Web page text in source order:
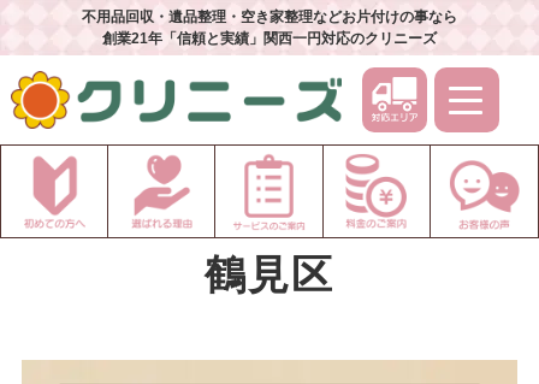
不用品回収・遺品整理・空き家整理などお片付けの事なら
創業21年「信頼と実績」関西一円対応のクリニーズ
鶴見区